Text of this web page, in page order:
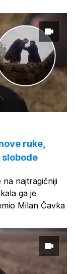
ruke,
slobode
na najtragičniji
ga je
Milan Čavka